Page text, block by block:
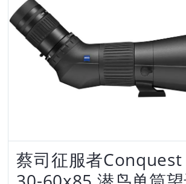
蔡司征服者Conquest